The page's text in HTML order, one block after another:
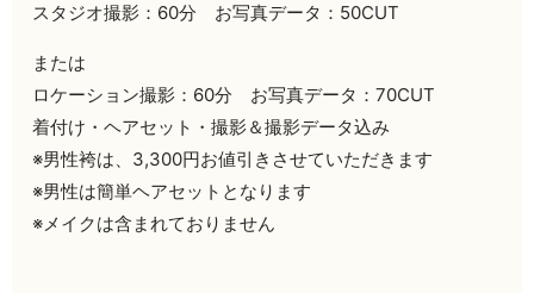
スタジオ撮影：60分 お写真データ：50CUT
または
ロケーション撮影：60分 お写真データ：70CUT
着付け・ヘアセット・撮影＆撮影データ込み
※男性袴は、3,300円お値引きさせていただきます
※男性は簡単ヘアセットとなります
※メイクは含まれておりません